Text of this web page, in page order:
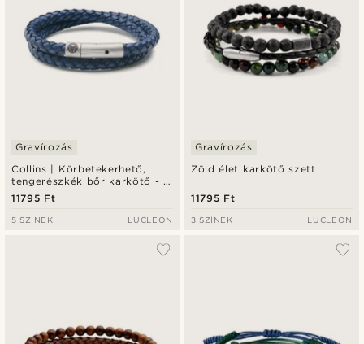
Collins | Körbetekerhető,
tengerészkék bőr karkötő - 6
mm
Gravírozás
11795 Ft
5 SZÍNEK LUCLEON
Zöld élet karkötő szett
Gravírozás
11795 Ft
3 SZÍNEK LUCLEON